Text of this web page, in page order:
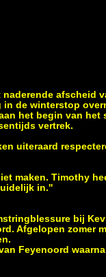
naderende afscheid
de winterstop
het begin van het
vertrek.
uiteraard
maken. Timothy
in.''
bij
Afgelopen zomer
Feyenoord